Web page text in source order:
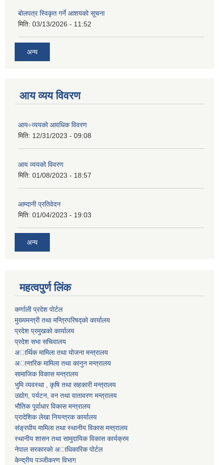
बोलपत्र स्विकृत गर्ने आशयको सूचना
मिति: 03/13/2026 - 11:52
अन्य
आय व्यय विवरण
आय÷व्ययको आवधिक विवरण
मिति: 12/31/2023 - 09:08
आय व्ययको विवरण
मिति: 01/08/2023 - 18:57
आम्दानी प्रतिवेदन
मिति: 01/04/2023 - 19:03
अन्य
महत्वपुर्ण लिंक
कर्णाली प्रदेश पाेर्टल
मुख्यमन्त्री तथा मन्त्रिपरिषद्काे कार्यालय
प्रदेश प्रमुखकाे कार्यालय
प्रदेश सभा सचिवालय
अार्थिक मामिला तथा याेजना मन्त्रालय
अान्तरिक मामिला तथा कानुन मन्त्रालय
सामाजिक विकास मन्त्रालय
भुमि व्यवस्था , कृषि तथा सहकारी मन्त्रालय
उद्याेग, पर्यटन, वन तथा वातावरण मन्त्रालय
भाैतिक पूर्वाधार विकास मन्त्रालय
प्रादेशिक लेखा नियन्त्रक कार्यालय
संङ्रघीय मामिला तथा स्थानीय विकास मन्त्रालय
स्थानीय शासन तथा सामुदायिक विकास कार्यक्रम
नेपाल सरकारकाे अाधिकारिक पाेर्टल
केन्द्रीय पञ्जीकरण विभाग